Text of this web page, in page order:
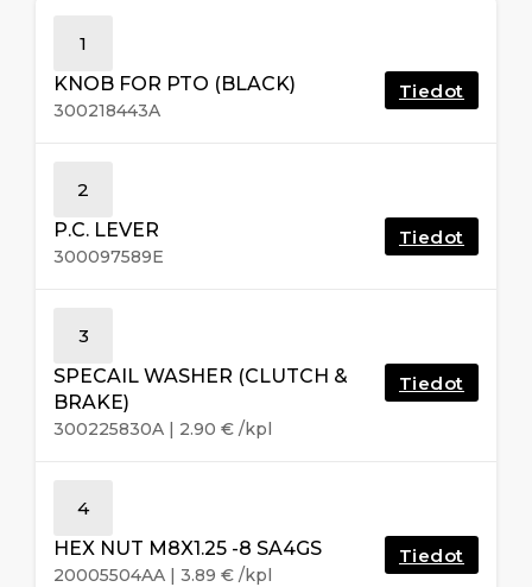
1
KNOB FOR PTO (BLACK)
300218443A
Tiedot
2
P.C. LEVER
300097589E
Tiedot
3
SPECAIL WASHER (CLUTCH &
BRAKE)
300225830A | 2.90 € /kpl
Tiedot
4
HEX NUT M8X1.25 -8 SA4GS
20005504AA | 3.89 € /kpl
Tiedot